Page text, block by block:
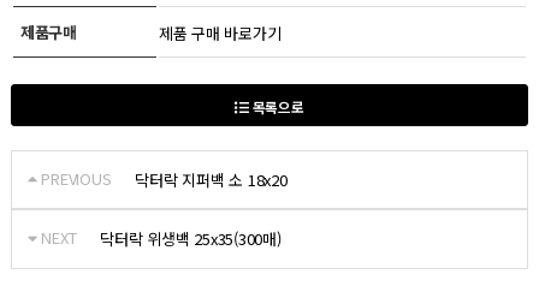
제품구매 제품 구매 바로가기
목록으로
PREVIOUS 닥터락 지퍼백 소 18x20
NEXT 닥터락 위생백 25x35(300매)